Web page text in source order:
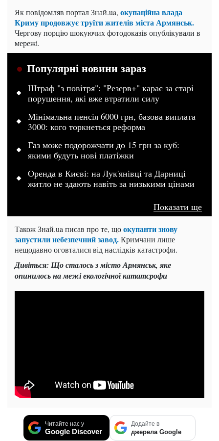
Як повідомляв портал Знай.ua, окупаційна влада
Криму продовжує труїти жителів міста Армянськ.
Чергову порцію шокуючих фотодоказів опублікували в
мережі.
Популярні новини зараз
Штраф "з повітря": "Резерв+" карає за старі
порушення, які вже втратили силу
Мінімальна пенсія 6000 грн, базова виплата
3000: кого торкнеться реформа
Газ може подорожчати до 15 грн за куб:
якими будуть нові платіжки
Оренда в Києві: на Лук'янівці та Дарниці
житло не здають навіть за низькими цінами
Показати ще
Також Знай.ua писав про те, щоокупанти знову
запустили небезпечний завод.Кримчани лише
нещодавно оговталися від наслідків катастрофи.
Дивіться: Що сталось з місто Армянськ, яке
опинилось на межі екологічної кататсрофи
Читайте нас у
Google Discover
Додайте в
джерела Google